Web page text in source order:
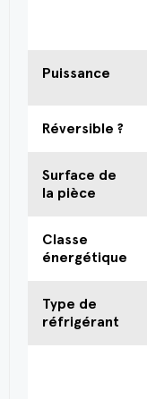
Puissance
Réversible ?
Surface de
la pièce
Classe
énergétique
Type de
réfrigérant